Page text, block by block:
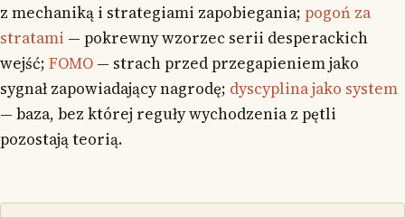
z mechaniką i strategiami zapobiegania; pogoń za
stratami — pokrewny wzorzec serii desperackich
wejść; FOMO — strach przed przegapieniem jako
sygnał zapowiadający nagrodę; dyscyplina jako system
— baza, bez której reguły wychodzenia z pętli
pozostają teorią.